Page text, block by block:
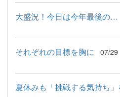
大盛況！今日は今年最後の…
それぞれの目標を胸に 07/29
夏休みも「挑戦する気持ち